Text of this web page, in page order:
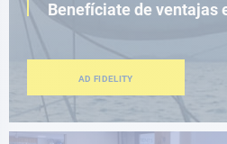
Benefíciate de ventajas
AD FIDELITY